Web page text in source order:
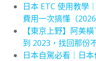
日本 ETC 使用教學
費用一次搞懂（2026
【東京上野】阿美
到 2023，找回那份
日本自駕必看｜日